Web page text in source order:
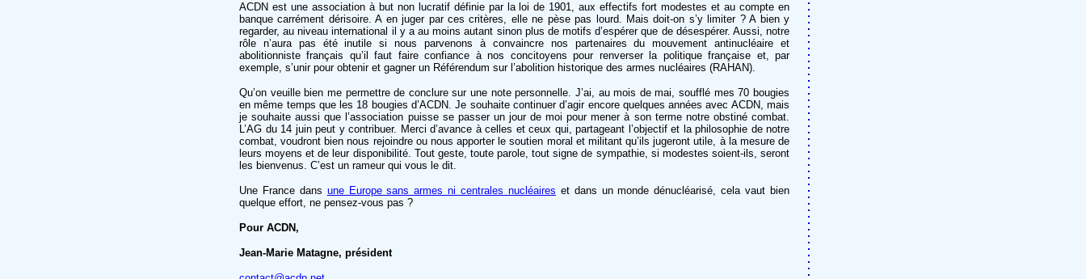
ACDN est une association à but non lucratif définie par la loi de 1901, aux effectifs fort modestes et au compte en
banque carrément dérisoire. A en juger par ces critères, elle ne pèse pas lourd. Mais doit-on s’y limiter ? A bien y
regarder, au niveau international il y a au moins autant sinon plus de motifs d’espérer que de désespérer. Aussi, notre
rôle n’aura pas été inutile si nous parvenons à convaincre nos partenaires du mouvement antinucléaire et
abolitionniste français qu’il faut faire confiance à nos concitoyens pour renverser la politique française et, par
exemple, s’unir pour obtenir et gagner un Référendum sur l’abolition historique des armes nucléaires (RAHAN).
Qu’on veuille bien me permettre de conclure sur une note personnelle. J’ai, au mois de mai, soufflé mes 70 bougies
en même temps que les 18 bougies d’ACDN. Je souhaite continuer d’agir encore quelques années avec ACDN, mais
je souhaite aussi que l’association puisse se passer un jour de moi pour mener à son terme notre obstiné combat.
L’AG du 14 juin peut y contribuer. Merci d’avance à celles et ceux qui, partageant l’objectif et la philosophie de notre
combat, voudront bien nous rejoindre ou nous apporter le soutien moral et militant qu’ils jugeront utile, à la mesure de
leurs moyens et de leur disponibilité. Tout geste, toute parole, tout signe de sympathie, si modestes soient-ils, seront
les bienvenus. C’est un rameur qui vous le dit.
Une France dans une Europe sans armes ni centrales nucléaires et dans un monde dénucléarisé, cela vaut bien
quelque effort, ne pensez-vous pas ?
Pour ACDN,
Jean-Marie Matagne, président